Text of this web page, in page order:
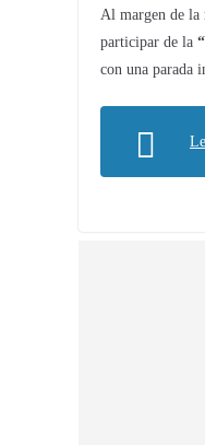
Al margen de la
participar de la
con una parada